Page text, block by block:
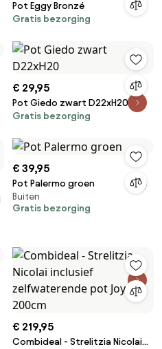
Pot Eggy Bronzé
Gratis bezorging
€ 29,95
Pot Giedo zwart D22xH20
Gratis bezorging
€ 39,95
Pot Palermo groen
Buiten
Gratis bezorging
€ 219,95
Combideal - Strelitzia Nicolai